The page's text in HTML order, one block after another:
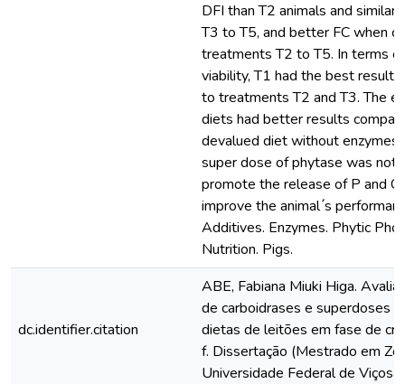
DFI than T2 animals and
T3 to T5, and better FC when
treatments T2 to T5. In terms
viability, T1 had the best result
to treatments T2 and T3. The
diets had better results
devalued diet without
super dose of phytase was not
promote the release of P and
improve the animal ́s
Additives. Enzymes. Phytic
Nutrition. Pigs.
dc.identifier.citation
ABE, Fabiana Miuki Higa.
de carboidrases e superdoses
dietas de leitões em fase de
f. Dissertação (Mestrado em
Universidade Federal de